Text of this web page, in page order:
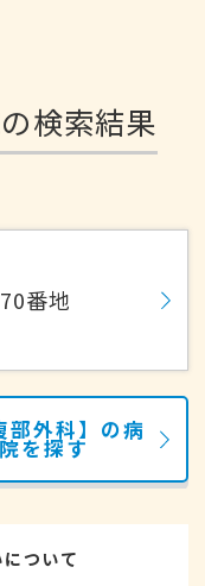
検索結果
番地
部外科】の病
を探す
ついて